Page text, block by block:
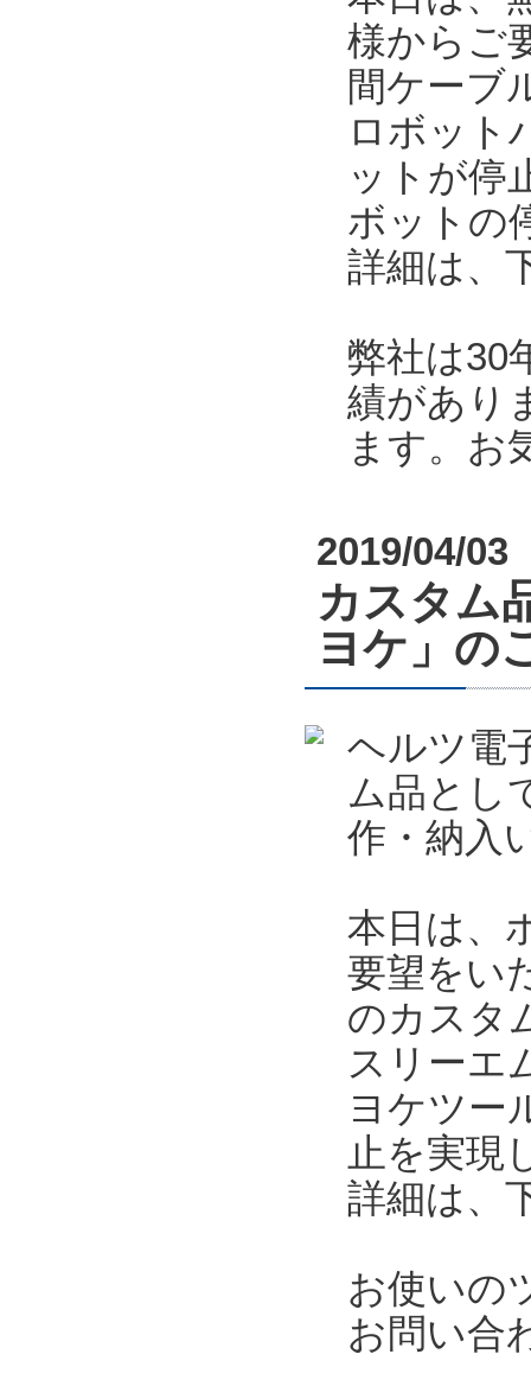
様からご
間ケーブ
ロボット
ットが停
ボットの
詳細は、
弊社は30
績があり
ます。お
2019/04/03
カスタム
ヨケ」の
ヘルツ電
ム品とし
作・納入
本日は、
要望をい
のカスタ
スリーエ
ヨケツー
止を実現
詳細は、
お使いの
お問い合